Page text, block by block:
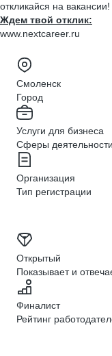
откликайся на вакансии!
Ждем твой отклик:
www.nextcareer.ru
Смоленск
Город
Услуги для бизнеса
Сферы деятельности
Организация
Тип регистрации
Открытый
Показывает и
Финалист
Рейтинг